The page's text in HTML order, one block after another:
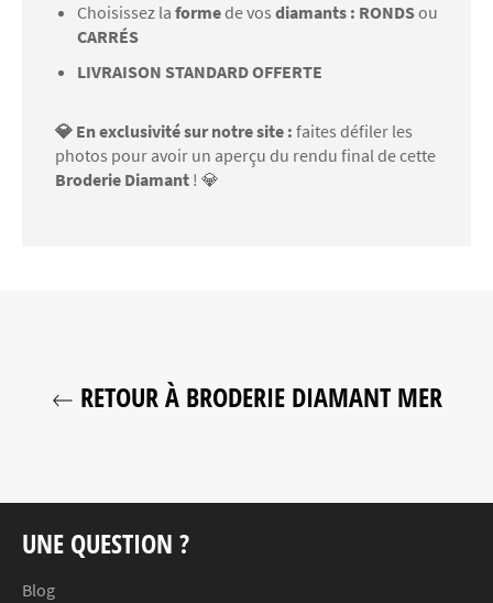
Choisissez la formede vos diamants : RONDSou
CARRÉS
LIVRAISON STANDARD OFFERTE
💎 En exclusivité sur notre site : faites défiler les
photos pour avoir un aperçu du rendu final de cette
Broderie Diamant ! 💎
RETOUR À BRODERIE DIAMANT MER
UNE QUESTION ?
Blog